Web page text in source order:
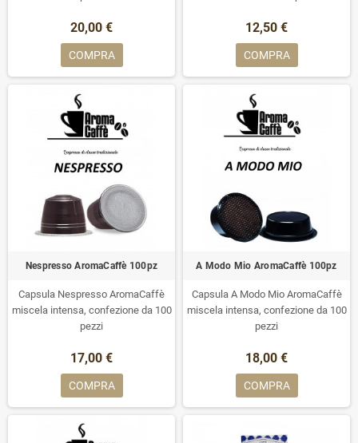
20,00 €
COMPRA
12,50 €
COMPRA
Nespresso AromaCaffè 100pz
Capsula Nespresso AromaCaffè
miscela intensa, confezione da 100
pezzi
17,00 €
COMPRA
A Modo Mio AromaCaffè 100pz
Capsula A Modo Mio AromaCaffè
miscela intensa, confezione da 100
pezzi
18,00 €
COMPRA